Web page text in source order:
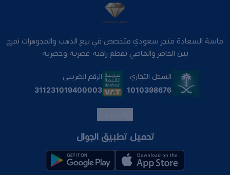
ماسة السعادة متجر سعودي متخصص في بيع الذهب والمجوهرات نمزج
بين الحاضر والماضي بقطع راقيه عصرية وحصرية
السجل التجاري
1010398676
الرقم الضريبي
311231019400003
تحميل تطبيق الجوال